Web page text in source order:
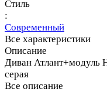
Стиль
:
Современный
Все характеристики
Описание
Диван Атлант+модуль
серая
Все описание